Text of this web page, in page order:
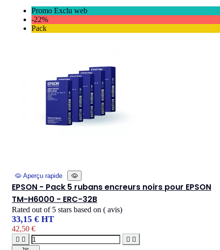
Promo Exclu web
-22%
Pack
Aperçu rapide
EPSON - Pack 5 rubans encreurs noirs pour EPSON
TM-H6000 - ERC-32B
Rated out of 5 stars based on ( avis)
33,15 € HT
42,50 €
   